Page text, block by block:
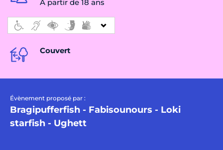
À partir de 18 ans
Couvert
Évènement proposé par :
Bragipufferfish - Fabisounours - Loki
starfish - Ughett